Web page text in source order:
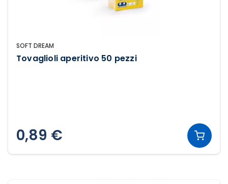
SOFT DREAM
Tovaglioli aperitivo 50 pezzi
0,89 €